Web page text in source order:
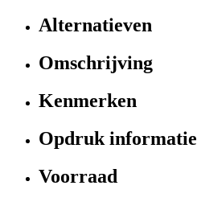
Alternatieven
Omschrijving
Kenmerken
Opdruk informatie
Voorraad